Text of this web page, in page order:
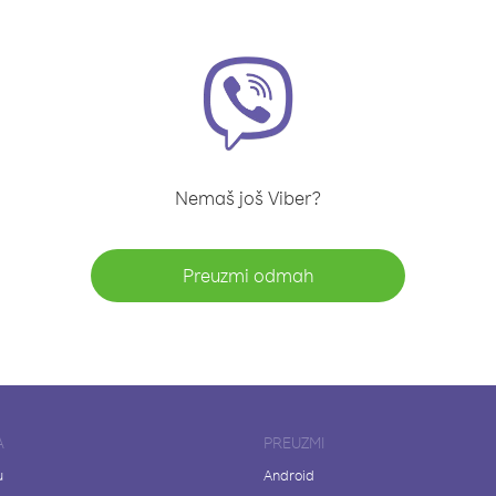
Nemaš još Viber?
Preuzmi odmah
PREUZMI
Android